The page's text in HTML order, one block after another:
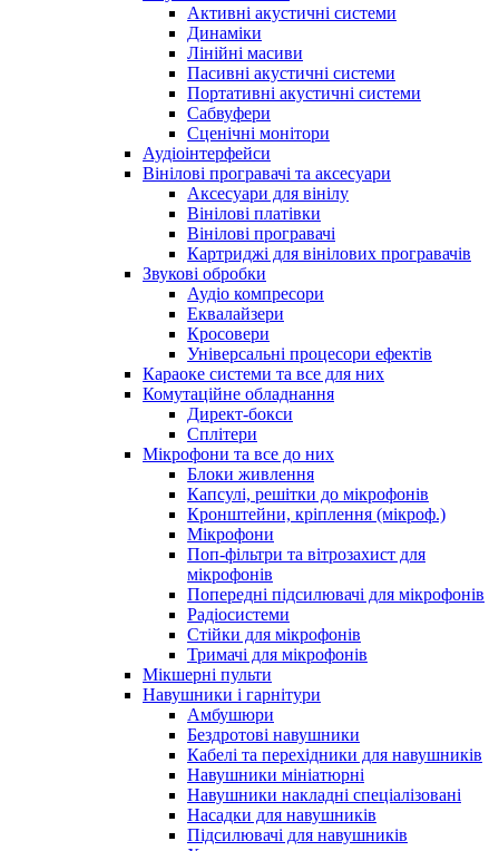
Активні акустичні системи
Динаміки
Лінійні масиви
Пасивні акустичні системи
Портативні акустичні системи
Сабвуфери
Сценічні монітори
Аудіоінтерфейси
Вінілові програвачі та аксесуари
Аксесуари для вінілу
Вінілові платівки
Вінілові програвачі
Картриджі для вінілових програвачів
Звукові обробки
Аудіо компресори
Еквалайзери
Кросовери
Універсальні процесори ефектів
Караоке системи та все для них
Комутаційне обладнання
Директ-бокси
Сплітери
Мікрофони та все до них
Блоки живлення
Капсулі, решітки до мікрофонів
Кронштейни, кріплення (мікроф.)
Мікрофони
Поп-фільтри та вітрозахист для
мікрофонів
Попередні підсилювачі для мікрофонів
Радіосистеми
Стійки для мікрофонів
Тримачі для мікрофонів
Мікшерні пульти
Навушники і гарнітури
Амбушюри
Бездротові навушники
Кабелі та перехідники для навушників
Навушники мініатюрні
Навушники накладні спеціалізовані
Насадки для навушників
Підсилювачі для навушників